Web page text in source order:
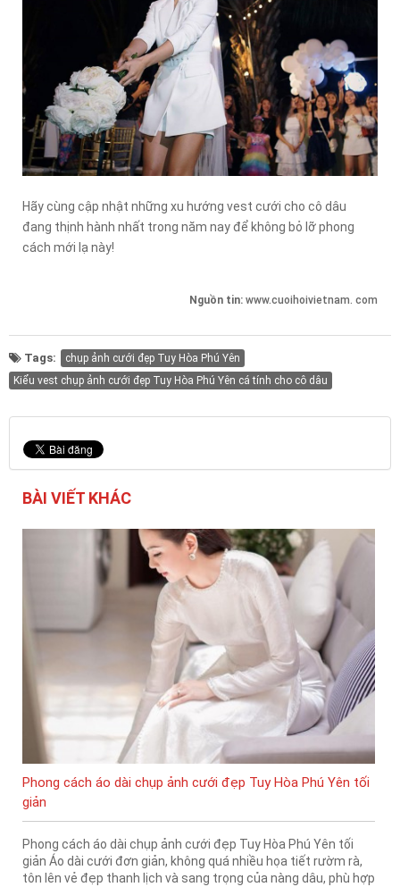
Hãy cùng cập nhật những xu hướng vest cưới cho cô dâu
đang thịnh hành nhất trong năm nay để không bỏ lỡ phong
cách mới lạ này!
Nguồn tin: www.cuoihoivietnam. com
Tags:
chụp ảnh cưới đẹp Tuy Hòa Phú Yên
Kiểu vest chụp ảnh cưới đẹp Tuy Hòa Phú Yên cá tính cho cô dâu
BÀI VIẾT KHÁC
Phong cách áo dài chụp ảnh cưới đẹp Tuy Hòa Phú Yên tối
giản
Phong cách áo dài chụp ảnh cưới đẹp Tuy Hòa Phú Yên tối
giản Áo dài cưới đơn giản, không quá nhiều họa tiết rườm rà,
tôn lên vẻ đẹp thanh lịch và sang trọng của nàng dâu, phù hợp